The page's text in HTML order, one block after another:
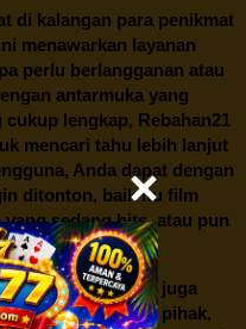
di kalangan para penikmat
menawarkan layanan
perlu berlangganan atau
antarmuka yang
cukup lengkap, Rebahan21
mencari tahu lebih lanjut
Anda dapat dengan
ditonton, baik itu film
sedang hits, atau pun
kualitas terbaik.
manis,Rebahan21juga
film. Banyak pihak,